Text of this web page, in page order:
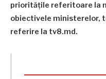
prioritățile referitoare la
obiectivele ministerelor,
referire la tv8.md.